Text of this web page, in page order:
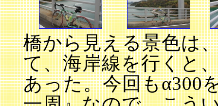
橋から見える景色は
て、海岸線を行くと
あった。今回もα300